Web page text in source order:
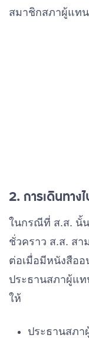
สมาชิกสภาผู้แท
2. การเดินทาง
ในกรณีที่ ส.ส. นั้น
ชั่วคราว ส.ส. สา
ต่อเมื่อมีหนังสือ
ประธานสภาผู้แ
ให้
ประธานสภา